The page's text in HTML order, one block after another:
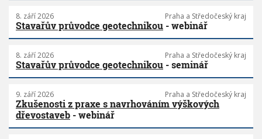
8. září 2026 Praha a Středočeský kraj
Stavařův průvodce geotechnikou - webinář
8. září 2026 Praha a Středočeský kraj
Stavařův průvodce geotechnikou - seminář
9. září 2026 Praha a Středočeský kraj
Zkušenosti z praxe s navrhováním výškových
dřevostaveb - webinář